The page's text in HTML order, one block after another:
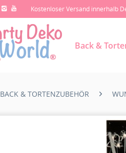
Kostenloser Versand innerhalb
Back &
BACK & TORTENZUBEHÖR